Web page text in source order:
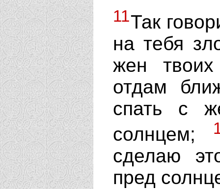
11Так
на тебя
жен
отдам
спать с
солнцем;
сделаю
пред